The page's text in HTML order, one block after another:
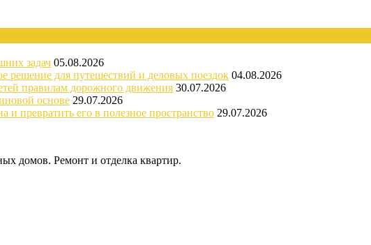
задач 05.08.2026
решение для путешествий и деловых поездок 04.08.2026
правилам дорожного движения 30.07.2026
основе 29.07.2026
превратить его в полезное пространство 29.07.2026
домов. Ремонт и отделка квартир.